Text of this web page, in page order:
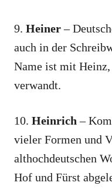
9. Heiner–
auch in der
Name ist mit
verwandt.
10. Heinrich–
vieler Formen und
althochdeutschen
Hof und Fürst